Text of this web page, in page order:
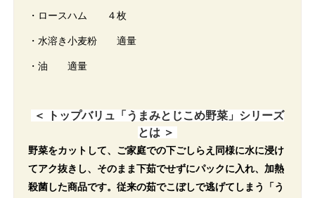
・ロースハム ４枚
・水溶き小麦粉 適量
・油 適量
＜ トップバリュ「うまみとじこめ野菜」シリーズ
とは ＞
野菜をカットして、ご家庭での下ごしらえ同様に水に浸け
てアク抜きし、そのまま下茹でせずにパックに入れ、加熱
殺菌した商品です。従来の茹でこぼしで逃げてしまう「う